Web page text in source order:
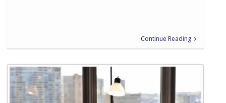
Continue Reading